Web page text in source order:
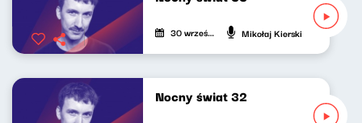
30 września 2021 Mikołaj Kierski
Nocny świat 32